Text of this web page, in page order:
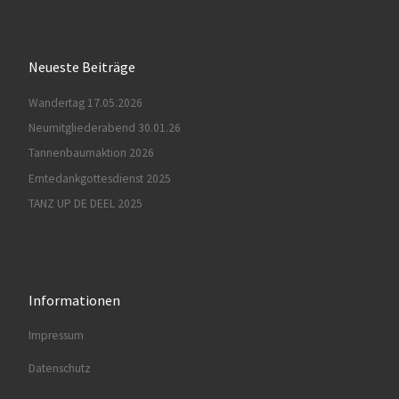
Neueste Beiträge
Wandertag 17.05.2026
Neumitgliederabend 30.01.26
Tannenbaumaktion 2026
Erntedankgottesdienst 2025
TANZ UP DE DEEL 2025
Informationen
Impressum
Datenschutz